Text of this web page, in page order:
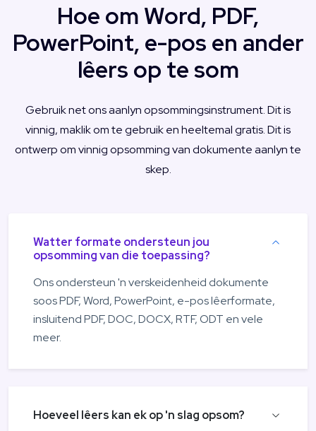
Hoe om Word, PDF,
PowerPoint, e-pos en ander
lêers op te som
Gebruik net ons aanlyn opsommingsinstrument. Dit is
vinnig, maklik om te gebruik en heeltemal gratis. Dit is
ontwerp om vinnig opsomming van dokumente aanlyn te
skep.
Watter formate ondersteun jou
opsomming van die toepassing?
Ons ondersteun 'n verskeidenheid dokumente
soos PDF, Word, PowerPoint, e-pos lêerformate,
insluitend PDF, DOC, DOCX, RTF, ODT en vele
meer.
Hoeveel lêers kan ek op 'n slag opsom?